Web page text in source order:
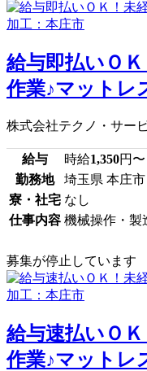
給与即払いＯ
作業♪マットレ
株式会社テクノ・サー
給与 時給1,350円〜
勤務地
埼玉県 本庄市
寮・社宅 なし
仕事内容 機械操作・製
募集が停止しています
給与速払いＯ
作業♪マットレ